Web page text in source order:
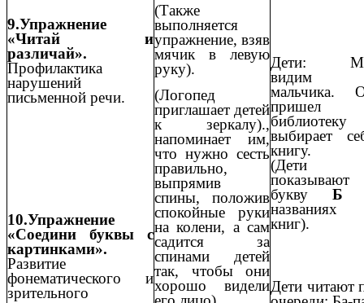
9.Упражнение
«Читай и
различай».
Профилактика
нарушений
письменной речи.
10.Упражнение
«Соедини буквы с
картинками».
Развитие
фонематического и
зрительного
(Также
выполняется
упражнение, взяв
мячик в левую
руку).
(Логопед
приглашает детей
к зеркалу).,
напоминает им,
что нужно сесть
правильно,
выпрямив
спины, положив
спокойные руки
на колени, а сам
садится за
спинами детей
так, чтобы они
хорошо видели
Дети:
видим
мальчика.
пришел
библиотеку
выбирает
книгу.
(Дети
показывают
букву Б
названиях
книг).
Дети читают